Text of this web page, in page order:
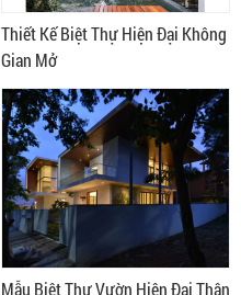
Thiết Kế Biệt Thự Hiện Đại Không
Gian Mở
Mẫu Biệt Thự Vườn Hiện Đại Thân